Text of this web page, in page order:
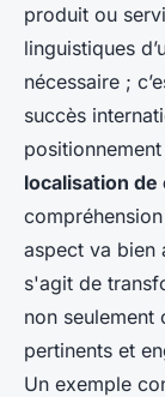
produit ou
linguistiques
nécessaire ;
succès
localisation de
aspect va bien
s'agit de
non seulement
pertinents et
Un exemple